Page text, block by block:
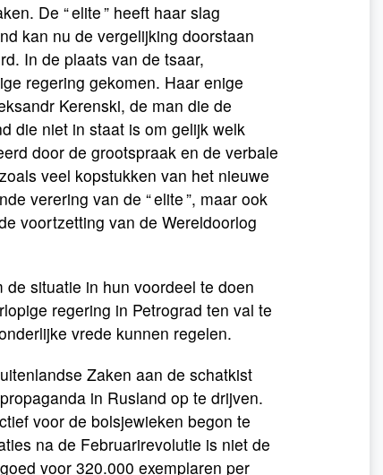
De “ elite ” heeft haar slag
kan nu de vergelijking doorstaan
In de plaats van de tsaar,
regering gekomen. Haar enige
Kerenski, de man die de
die niet in staat is om gelijk welk
door de grootspraak en de verbale
veel kopstukken van het nieuwe
verering van de “ elite ”, maar ook
voortzetting van de Wereldoorlog
situatie in hun voordeel te doen
regering in Petrograd ten val te
vrede kunnen regelen.
Zaken aan de schatkist
in Rusland op te drijven.
voor de bolsjewieken begon te
na de Februarirevolutie is niet de
voor 320.000 exemplaren per